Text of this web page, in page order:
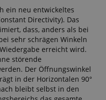
ein neu entwickeltes
Directivity). Das
dass, anders als bei
sehr schrägen Winkeln
erreicht wird.
störende
Der Öffnungswinkel
in der Horizontalen 90°
bleibt selbst in den